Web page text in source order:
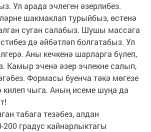
Ул арада эчлеген әзерлибез.
шакмаклап турыйбыз, өстенә
суган салабыз. Шушы массага
дә әйбәтләп болгатабыз. Ул
Аны кечкенә шарларга бүлеп,
Камыр эченә әзер эчлекне салып,
Формасы буенча тәкә мөгезе
килеп чыга. Аның исеме шуңа да
табага тезәбез, алдан
градус кайнарлыктагы